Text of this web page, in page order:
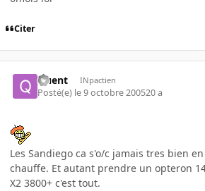
Citer
Quent INpactien
Posté(e) le 9 octobre 200520 a
Les Sandiego ca s'o/c jamais tres bien
chauffe. Et autant prendre un opteron
X2 3800+ c'est tout.